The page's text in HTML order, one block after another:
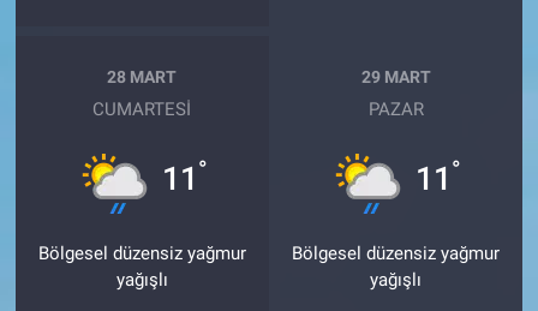
28 MART
CUMARTESI
11 °
Bölgesel düzensiz yağmur
yağışlı
29 MART
PAZAR
11 °
Bölgesel düzensiz yağmur
yağışlı